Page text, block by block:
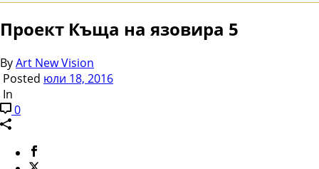
Проект Къща на язовира 5
ByArt New Vision
Posted юли 18, 2016
In
0